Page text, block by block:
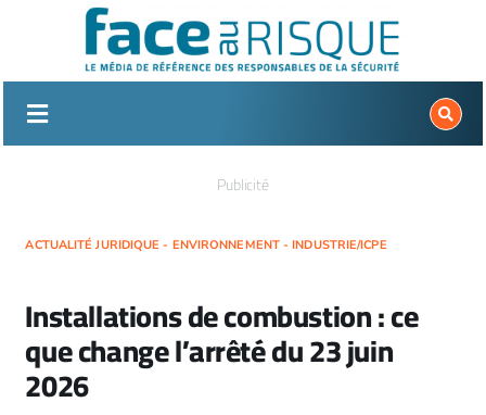
Publicité
ACTUALITÉ JURIDIQUE - ENVIRONNEMENT - INDUSTRIE/ICPE
Installations de combustion : ce
que change l’arrêté du 23 juin
2026